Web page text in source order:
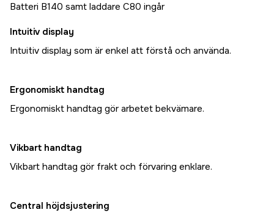
Batteri B140 samt laddare C80 ingår
Intuitiv display
Intuitiv display som är enkel att förstå och använda.
Ergonomiskt handtag
Ergonomiskt handtag gör arbetet bekvämare.
Vikbart handtag
Vikbart handtag gör frakt och förvaring enklare.
Central höjdsjustering